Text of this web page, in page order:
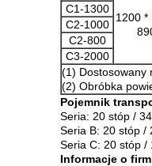
1200 *
C1-1300
C2-1000
C2-800
C3-2000
(1) Dostosowany
(2) Obróbka
Pojemnik
Seria: 20 stóp /
Seria B: 20 ​​stóp /
Seria C: 20 stóp /
Informacje o